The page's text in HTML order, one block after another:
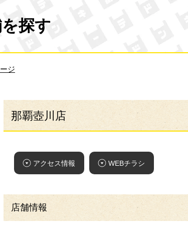
トストア 驚安の殿堂 ドン・キホーテ
探す
ジ
那覇壺川店
アクセス情報 WEBチラシ
店舗情報